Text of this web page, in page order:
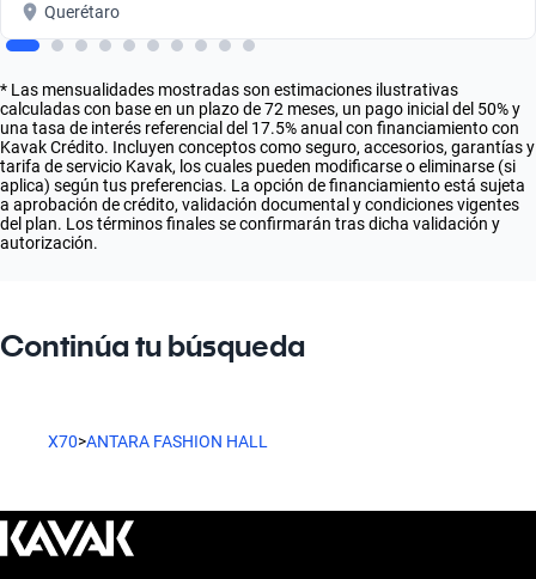
Querétaro
* Las mensualidades mostradas son estimaciones ilustrativas
calculadas con base en un plazo de 72 meses, un pago inicial del 50% y
una tasa de interés referencial del 17.5% anual con financiamiento con
Kavak Crédito. Incluyen conceptos como seguro, accesorios, garantías y
tarifa de servicio Kavak, los cuales pueden modificarse o eliminarse (si
aplica) según tus preferencias. La opción de financiamiento está sujeta
a aprobación de crédito, validación documental y condiciones vigentes
del plan. Los términos finales se confirmarán tras dicha validación y
autorización.
Continúa tu búsqueda
X70>ANTARA FASHION HALL